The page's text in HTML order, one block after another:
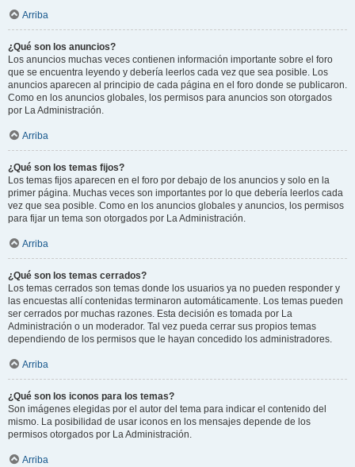
Arriba
¿Qué son los anuncios?
Los anuncios muchas veces contienen información importante sobre el foro
que se encuentra leyendo y debería leerlos cada vez que sea posible. Los
anuncios aparecen al principio de cada página en el foro donde se publicaron.
Como en los anuncios globales, los permisos para anuncios son otorgados
por La Administración.
Arriba
¿Qué son los temas fijos?
Los temas fijos aparecen en el foro por debajo de los anuncios y solo en la
primer página. Muchas veces son importantes por lo que debería leerlos cada
vez que sea posible. Como en los anuncios globales y anuncios, los permisos
para fijar un tema son otorgados por La Administración.
Arriba
¿Qué son los temas cerrados?
Los temas cerrados son temas donde los usuarios ya no pueden responder y
las encuestas allí contenidas terminaron automáticamente. Los temas pueden
ser cerrados por muchas razones. Esta decisión es tomada por La
Administración o un moderador. Tal vez pueda cerrar sus propios temas
dependiendo de los permisos que le hayan concedido los administradores.
Arriba
¿Qué son los iconos para los temas?
Son imágenes elegidas por el autor del tema para indicar el contenido del
mismo. La posibilidad de usar iconos en los mensajes depende de los
permisos otorgados por La Administración.
Arriba